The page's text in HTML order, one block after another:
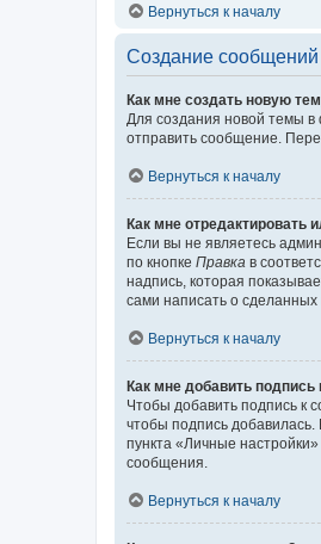
Вернуться к началу
Создание сообщений
Как мне создать новую
Для создания новой темы
отправить сообщение.
Вернуться к началу
Как мне отредактировать
Если вы не являетесь
по кнопке Правка в
надпись, которая
сами написать о
Вернуться к началу
Как мне добавить
Чтобы добавить подпись к
чтобы подпись
пункта «Личные
сообщения.
Вернуться к началу